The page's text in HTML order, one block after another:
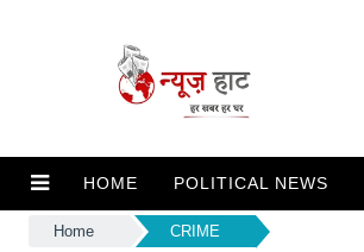
HOME POLITICAL NEWS
Home CRIME